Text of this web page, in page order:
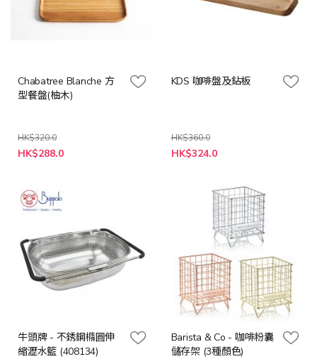
Chabatree Blanche 方
型餐盤(柚木)
HK$320.0
特
殊
HK$288.0
KDS 咖啡盤及鉆板
HK$360.0
特
殊
HK$324.0
牛頭牌 - 不銹鋼橢圓伸
縮瀝水籃 (408134)
Barista & Co - 咖啡粉囊
儲存架 (3種顏色)